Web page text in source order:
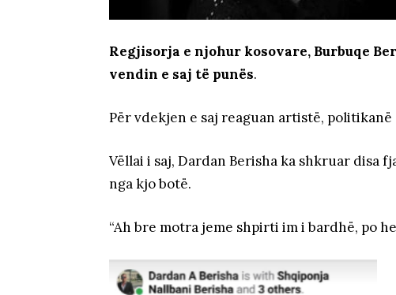
Regjisorja e njohur kosovare, Burbuqe
vendin e saj të punës.
Për vdekjen e saj reaguan artistë,
Vëllai i saj, Dardan Berisha ka shkruar disa
nga kjo botë.
“Ah bre motra jeme shpirti im i bardhë, po